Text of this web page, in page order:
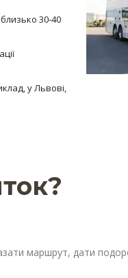
30-40
у Львові,
маршрут, дати